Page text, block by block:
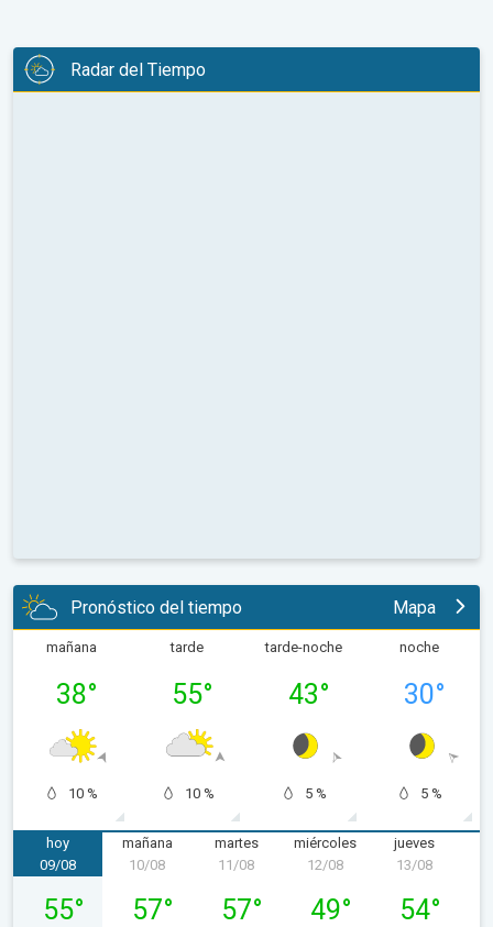
Radar del Tiempo
Pronóstico del tiempo Mapa
mañana
38°
10 %
tarde
55°
10 %
tarde-noche
43°
5 %
noche
30°
5 %
hoy
domingo, 09/08
09/08
55°
mañana
10/08
57°
martes
11/08
57°
miércoles
miércoles, 12/08
12/08
49°
jueves
13/08
54°